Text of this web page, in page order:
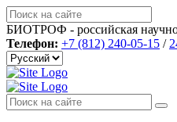
БИОТРОФ - российская
Телефон: +7 (812) 240-05-15 /